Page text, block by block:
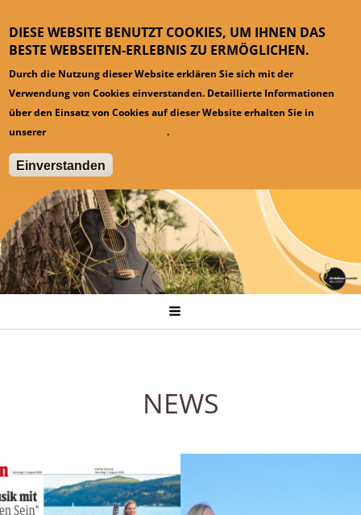
DIESE WEBSITE BENUTZT COOKIES, UM IHNEN DAS
BESTE WEBSEITEN-ERLEBNIS ZU ERMÖGLICHEN.
Durch die Nutzung dieser Website erklären Sie sich mit der
Verwendung von Cookies einverstanden. Detaillierte Informationen
über den Einsatz von Cookies auf dieser Website erhalten Sie in
unserer
Datenschutzinformation.
Einverstanden
NEWS